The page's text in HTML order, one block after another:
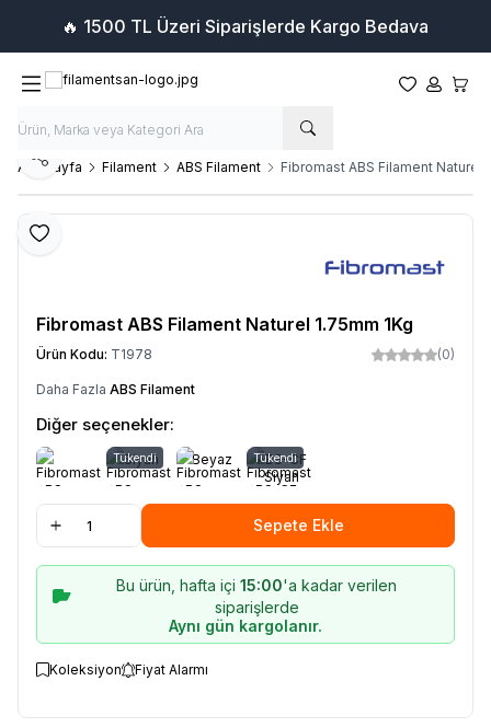
🔥 1500 TL Üzeri Siparişlerde Kargo Bedava
Favorilerim
Hesabım
Ana Sayfa Filament ABS Filament Fibromast ABS Filament Naturel
Favoriye Ekle
Paylaş
Fibromast ABS Filament Naturel 1.75mm 1Kg
Ürün Kodu: T1978 (0)
Daha Fazla ABS Filament
Diğer seçenekler:
Tükendi
Siyah Beyaz Tükendi
ABS-CF
Siyah
Sepete Ekle
Bu ürün, hafta içi 15:00'a kadar verilen
siparişlerde
Aynı gün kargolanır.
Koleksiyon Fiyat Alarmı